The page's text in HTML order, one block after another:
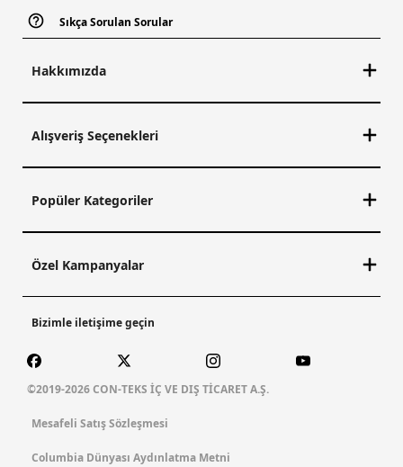
Sıkça Sorulan Sorular
Hakkımızda
Alışveriş Seçenekleri
Popüler Kategoriler
Özel Kampanyalar
Bizimle iletişime geçin
©2019-2026 CON-TEKS İÇ VE DIŞ TİCARET A.Ş.
Mesafeli Satış Sözleşmesi
Columbia Dünyası Aydınlatma Metni